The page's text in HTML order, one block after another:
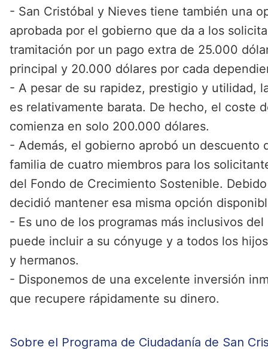
- San Cristóbal y Nieves tiene también una
aprobada por el gobierno que da a los
tramitación por un pago extra de 25.000
principal y 20.000 dólares por cada
- A pesar de su rapidez, prestigio y utilidad,
es relativamente barata. De hecho, el coste
comienza en solo 200.000 dólares.
- Además, el gobierno aprobó un descuento
familia de cuatro miembros para los
del Fondo de Crecimiento Sostenible.
decidió mantener esa misma opción
- Es uno de los programas más inclusivos
puede incluir a su cónyuge y a todos los
y hermanos.
- Disponemos de una excelente inversión
que recupere rápidamente su dinero.
Sobre el Programa de Ciudadanía de San